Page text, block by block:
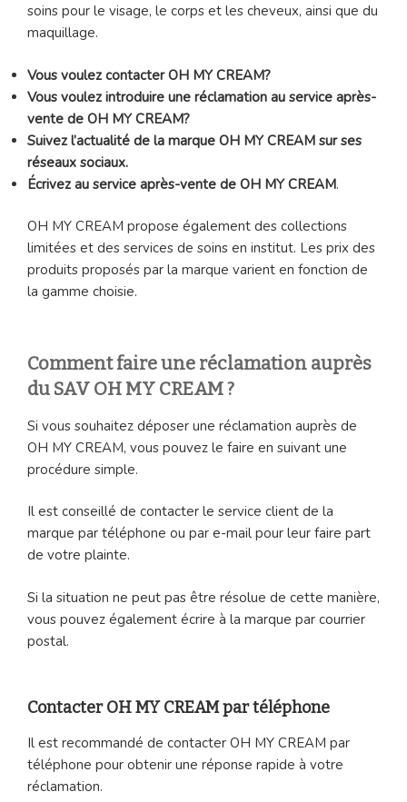
soins pour le visage, le corps et les cheveux, ainsi que du
maquillage.
Vous voulez contacter OH MY CREAM?
Vous voulez introduire une réclamation au service après-
vente de OH MY CREAM?
Suivez l’actualité de la marque OH MY CREAM sur ses
réseaux sociaux.
Écrivez au service après-vente de OH MY CREAM.
OH MY CREAM propose également des collections
limitées et des services de soins en institut. Les prix des
produits proposés par la marque varient en fonction de
la gamme choisie.
Comment faire une réclamation auprès
du SAV OH MY CREAM ?
Si vous souhaitez déposer une réclamation auprès de
OH MY CREAM, vous pouvez le faire en suivant une
procédure simple.
Il est conseillé de contacter le service client de la
marque par téléphone ou par e-mail pour leur faire part
de votre plainte.
Si la situation ne peut pas être résolue de cette manière,
vous pouvez également écrire à la marque par courrier
postal.
Contacter OH MY CREAM par téléphone
Il est recommandé de contacter OH MY CREAM par
téléphone pour obtenir une réponse rapide à votre
réclamation.